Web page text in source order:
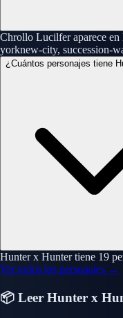
Chrollo Lucilfer aparece en
yorknew-city, succession-
¿Cuántos personajes tiene
Hunter x Hunter tiene 19
Ver todos los personajes →
📦 Leer Hunter x